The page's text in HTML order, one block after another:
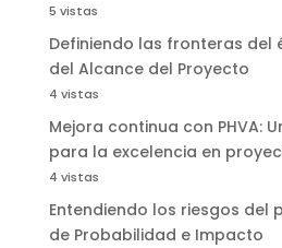
5 vistas
Definiendo las fronteras del
del Alcance del Proyecto
4 vistas
Mejora continua con PHVA:
para la excelencia en
4 vistas
Entendiendo los riesgos del
de Probabilidad e Impacto